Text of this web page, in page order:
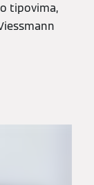
tipovima,